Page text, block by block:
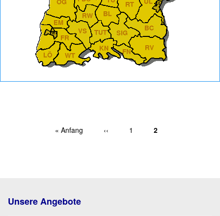
Erste Seite
« Anfang Vorherige Seite
‹‹ Page
1 Aktuelle Seite
2
Unsere Angebote